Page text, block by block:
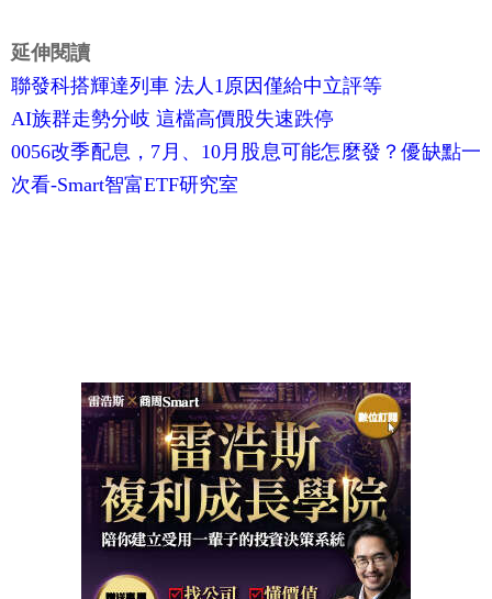
延伸閱讀
聯發科搭輝達列車 法人1原因僅給中立評等
AI族群走勢分岐 這檔高價股失速跌停
0056改季配息，7月、10月股息可能怎麼發？優缺點一
次看-Smart智富ETF研究室